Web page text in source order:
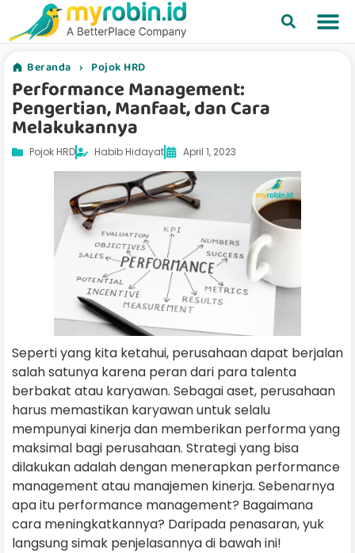
Beranda › Pojok HRD
Performance Management:
Pengertian, Manfaat, dan Cara
Melakukannya
Pojok HRD Habib Hidayat April 1, 2023
Seperti yang kita ketahui, perusahaan dapat berjalan
salah satunya karena peran dari para talenta
berbakat atau karyawan. Sebagai aset, perusahaan
harus memastikan karyawan untuk selalu
mempunyai kinerja dan memberikan performa yang
maksimal bagi perusahaan. Strategi yang bisa
dilakukan adalah dengan menerapkan performance
management atau manajemen kinerja. Sebenarnya
apa itu performance management? Bagaimana
cara meningkatkannya? Daripada penasaran, yuk
langsung simak penjelasannya di bawah ini!